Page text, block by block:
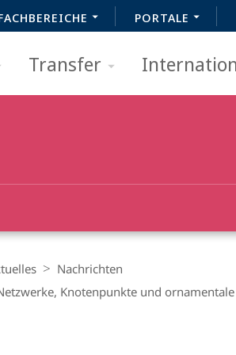
PORTALE
Transfer
Nachrichten
Knotenpunkte und